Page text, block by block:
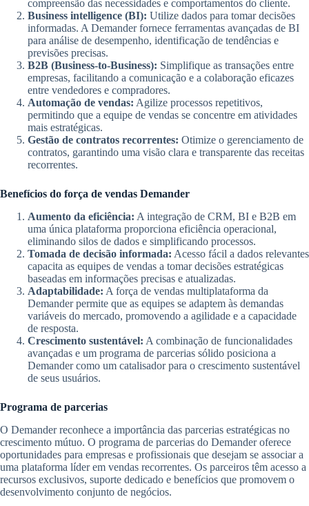
compreensão das necessidades e comportamentos do cliente.
Business intelligence (BI): Utilize dados para tomar decisões
informadas. A Demander fornece ferramentas avançadas de BI
para análise de desempenho, identificação de tendências e
previsões precisas.
B2B (Business-to-Business): Simplifique as transações entre
empresas, facilitando a comunicação e a colaboração eficazes
entre vendedores e compradores.
Automação de vendas: Agilize processos repetitivos,
permitindo que a equipe de vendas se concentre em atividades
mais estratégicas.
Gestão de contratos recorrentes: Otimize o gerenciamento de
contratos, garantindo uma visão clara e transparente das receitas
recorrentes.
Benefícios do força de vendas Demander
Aumento da eficiência: A integração de CRM, BI e B2B em
uma única plataforma proporciona eficiência operacional,
eliminando silos de dados e simplificando processos.
Tomada de decisão informada: Acesso fácil a dados relevantes
capacita as equipes de vendas a tomar decisões estratégicas
baseadas em informações precisas e atualizadas.
Adaptabilidade: A força de vendas multiplataforma da
Demander permite que as equipes se adaptem às demandas
variáveis do mercado, promovendo a agilidade e a capacidade
de resposta.
Crescimento sustentável: A combinação de funcionalidades
avançadas e um programa de parcerias sólido posiciona a
Demander como um catalisador para o crescimento sustentável
de seus usuários.
Programa de parcerias
O Demander reconhece a importância das parcerias estratégicas no
crescimento mútuo. O programa de parcerias do Demander oferece
oportunidades para empresas e profissionais que desejam se associar a
uma plataforma líder em vendas recorrentes. Os parceiros têm acesso a
recursos exclusivos, suporte dedicado e benefícios que promovem o
desenvolvimento conjunto de negócios.